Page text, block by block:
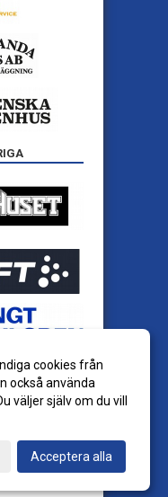
cookies från
också använda
väljer själv om du vill
Acceptera alla